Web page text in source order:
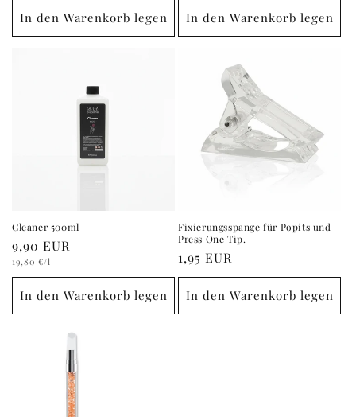
In den Warenkorb legen In den Warenkorb legen
Cleaner 500ml
Normaler
Preis
9,90 EUR
Grundpreis
19,80 €/l
In den Warenkorb legen
Fixierungsspange für Popits und
Press One Tip.
Normaler
Preis
1,95 EUR
In den Warenkorb legen